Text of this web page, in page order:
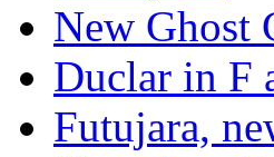
New Ghost
Duclar in F
Futujara,